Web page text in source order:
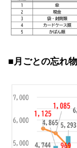
■月ごとの忘れ